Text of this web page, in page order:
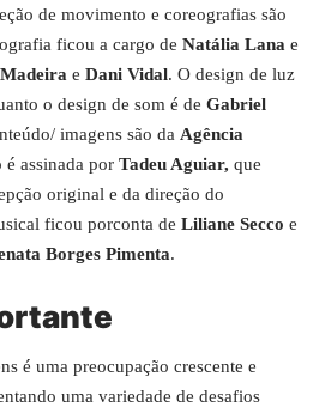
de movimento e coreografias são
ficou a cargo de Natália Lana e
e Dani Vidal. O design de luz
o design de som é de Gabriel
imagens são da Agência
é assinada por Tadeu Aguiar, que
original e da direção do
ficou porconta de Liliane Secco e
Borges Pimenta.
é uma preocupação crescente e
uma variedade de desafios